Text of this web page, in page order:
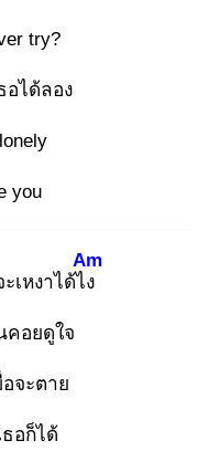
try?
อได้ลอง
you
เหงาได้ไง
Am
คอยดูใจ
จะตาย
ธอก็ได้